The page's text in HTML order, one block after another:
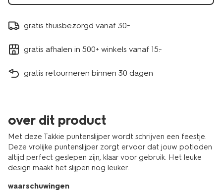
gratis thuisbezorgd vanaf 30.-
gratis afhalen in 500+ winkels vanaf 15.-
gratis retourneren binnen 30 dagen
over dit product
Met deze Takkie puntenslijper wordt schrijven een feestje.
Deze vrolijke puntenslijper zorgt ervoor dat jouw potloden
altijd perfect geslepen zijn, klaar voor gebruik. Het leuke
design maakt het slijpen nog leuker.
waarschuwingen